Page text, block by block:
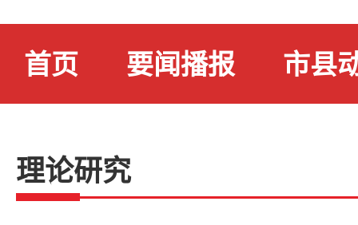
首页 要闻播报 市县
理论研究